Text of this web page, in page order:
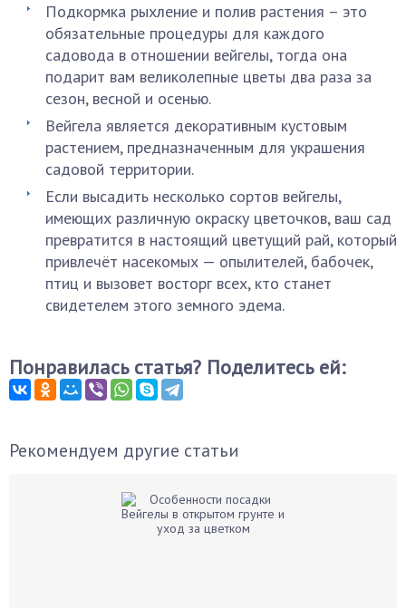
Подкормка рыхление и полив растения – это
обязательные процедуры для каждого
садовода в отношении вейгелы, тогда она
подарит вам великолепные цветы два раза за
сезон, весной и осенью.
Вейгела является декоративным кустовым
растением, предназначенным для украшения
садовой территории.
Если высадить несколько сортов вейгелы,
имеющих различную окраску цветочков, ваш сад
превратится в настоящий цветущий рай, который
привлечёт насекомых — опылителей, бабочек,
птиц и вызовет восторг всех, кто станет
свидетелем этого земного эдема.
Понравилась статья? Поделитесь ей:
Рекомендуем другие статьи